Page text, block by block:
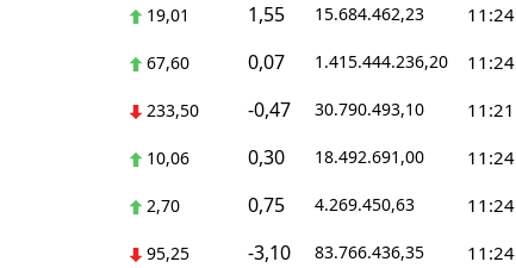
19,01 1,55 15.684.462,23 11:24
67,60 0,07 1.415.444.236,20 11:24
233,50 -0,47 30.790.493,10 11:21
10,06 0,30 18.492.691,00 11:24
2,70 0,75 4.269.450,63 11:24
95,25 -3,10 83.766.436,35 11:24